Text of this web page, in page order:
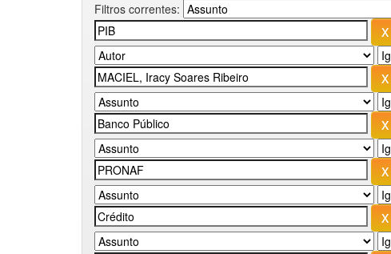
Filtros correntes: